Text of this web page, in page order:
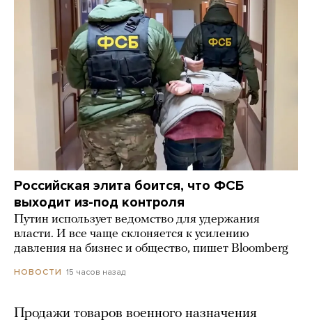
Российская элита боится, что ФСБ
выходит из-под контроля
Путин использует ведомство для удержания
власти. И все чаще склоняется к усилению
давления на бизнес и общество, пишет Bloomberg
НОВОСТИ 15 часов назад
Продажи товаров военного назначения